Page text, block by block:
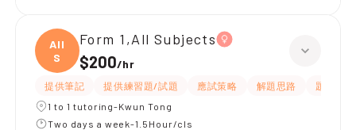
All
S
Form 1,All Subjects
$200/hr
提供筆記 提供練習題/試題 應試策略 解題思路
題目講解
1 to 1 tutoring-Kwun Tong
Two days a week-1.5Hour/cls